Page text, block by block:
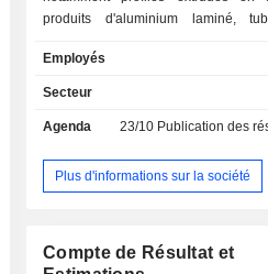
produits d'aluminium laminé,
automobiles, etc. ; - vente et négoce
d'aluminium (36,4%) ; - production et raffinage
aluminium brut et produits de
(2,4%) : électricité (2e producteur
énergie hydroélectrique. La répartition
France (3,9%), Union
Employés
Secteur
Agenda 23/10 Publication des résultats
Plus d'informations sur la société
Compte de Résultat et